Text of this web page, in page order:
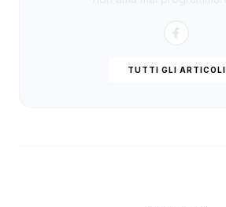
TUTTI GLI ARTICOLI